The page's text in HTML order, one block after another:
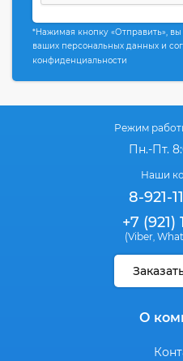
*Нажимая кнопку «Отправить», вы
ваших персональных данных и
конфиденциальности
Режим
Пн.-Пт.
Наши
8-921-
+7 (921)
(Viber,
О